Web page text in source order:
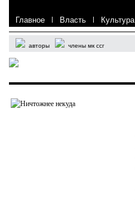
Главное | Власть | Культура
авторы члены мк ссг